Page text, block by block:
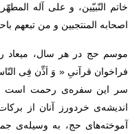
خاتم النّبیّین، و علی آله
اصحابه المنتجبین و من تبعهم
موسم حج در هر سال، میعاد
فراخوان قرآنیِ « وَ اَذِّن فِی
سر این سفره‌ی رحمت است
اندیشه‌ی خردورز آنان از
آموخته‌های حج، به وسیله‌ی